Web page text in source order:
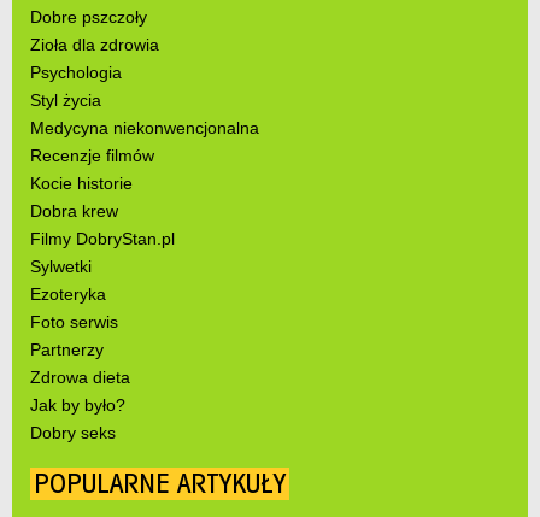
Dobre pszczoły
Zioła dla zdrowia
Psychologia
Styl życia
Medycyna niekonwencjonalna
Recenzje filmów
Kocie historie
Dobra krew
Filmy DobryStan.pl
Sylwetki
Ezoteryka
Foto serwis
Partnerzy
Zdrowa dieta
Jak by było?
Dobry seks
POPULARNE ARTYKUŁY